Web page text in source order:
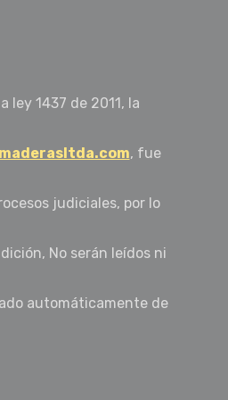
ley 1437 de 2011, la
, fue
judiciales, por lo
No serán leídos ni
automáticamente de